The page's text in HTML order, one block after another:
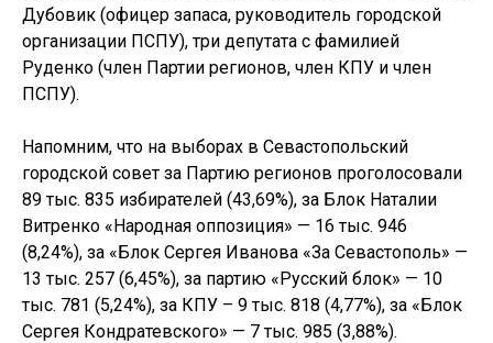
Дубовик (офицер запаса, руководитель городской
организации ПСПУ), три депутата с фамилией
Руденко (член Партии регионов, член КПУ и член
ПСПУ).
Напомним, что на выборах в Севастопольский
городской совет за Партию регионов проголосовали
89 тыс. 835 избирателей (43,69%), за Блок Наталии
Витренко «Народная оппозиция» — 16 тыс. 946
(8,24%), за «Блок Сергея Иванова «За Севастополь» —
13 тыс. 257 (6,45%), за партию «Русский блок» — 10
тыс. 781 (5,24%), за КПУ – 9 тыс. 818 (4,77%), за «Блок
Сергея Кондратевского» — 7 тыс. 985 (3,88%).